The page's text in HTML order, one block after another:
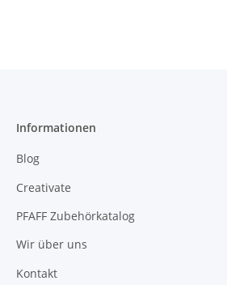
Informationen
Blog
Creativate
PFAFF Zubehörkatalog
Wir über uns
Kontakt